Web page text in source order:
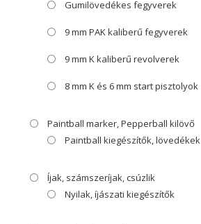
Gumilövedékes fegyverek
9 mm PAK kaliberű fegyverek
9 mm K kaliberű revolverek
8 mm K és 6 mm start pisztolyok
Paintball marker, Pepperball kilövő
Paintball kiegészítők, lövedékek
Íjak, számszeríjak, csúzlik
Nyilak, íjászati kiegészítők